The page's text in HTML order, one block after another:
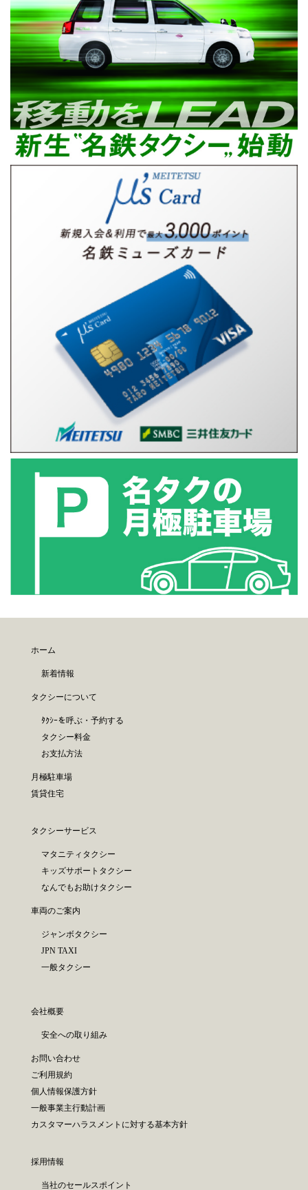
ホーム
新着情報
タクシーについて
ﾀｸｼｰを呼ぶ・予約する
タクシー料金
お支払方法
月極駐車場
賃貸住宅
タクシーサービス
マタニティタクシー
キッズサポートタクシー
なんでもお助けタクシー
車両のご案内
ジャンボタクシー
JPN TAXI
一般タクシー
会社概要
安全への取り組み
お問い合わせ
ご利用規約
個人情報保護方針
一般事業主行動計画
カスタマーハラスメントに対する基本方針
採用情報
当社のセールスポイント